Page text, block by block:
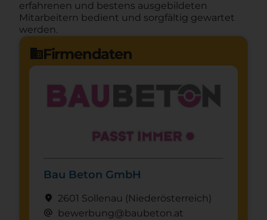
erfahrenen und bestens ausgebildeten
Mitarbeitern bedient und sorgfältig gewartet
werden.
domainFirmendaten
Bau Beton GmbH
location_on 2601 Sollenau (Nieder­österreich)
alternate_email bewerbung@baubeton.at